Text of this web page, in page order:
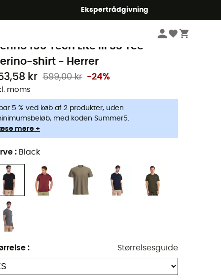
Ekspertrådgivning
Beklædning herrer T-shirts herrer
150 Tech Lite III SS Tee -
shirt - Herrer
kr 599,00 kr -24%
moms
5 % ved køb af 2 produkter, uden
med koden Summer5.
mere +
: Black
: Størrelsesguide